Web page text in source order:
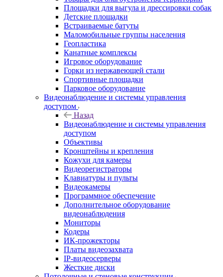
Площадки для выгула и дрессировки собак
Детские площадки
Встраиваемые батуты
Маломобильные группы населения
Геопластика
Канатные комплексы
Игровое оборудование
Горки из нержавеющей стали
Спортивные площадки
Парковое оборудование
Видеонаблюдение и системы управления
доступом
Назад
Видеонаблюдение и системы управления
доступом
Объективы
Кронштейны и крепления
Кожухи для камеры
Видеорегистраторы
Клавиатуры и пульты
Видеокамеры
Программное обеспечение
Дополнительное оборудование
видеонаблюдения
Мониторы
Кодеры
ИК-прожекторы
Платы видеозахвата
IP-видеосерверы
Жесткие диски